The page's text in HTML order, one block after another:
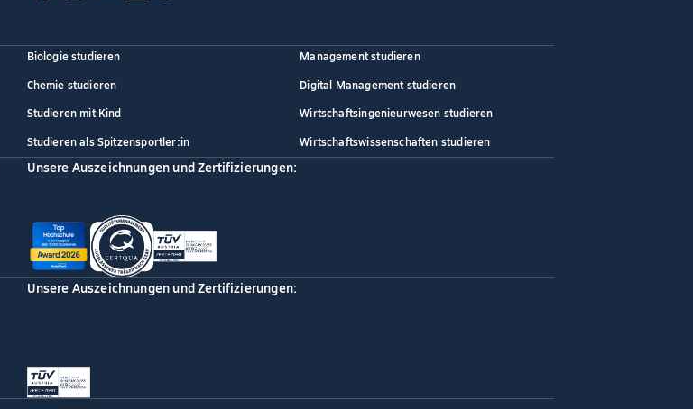
Biologie studieren
Chemie studieren
Studieren mit Kind
Studieren als Spitzensportler:in
Management studieren
Digital Management studieren
Wirtschaftsingenieurwesen studieren
Wirtschaftswissenschaften studieren
Unsere Auszeichnungen und Zertifizierungen:
Unsere Auszeichnungen und Zertifizierungen: